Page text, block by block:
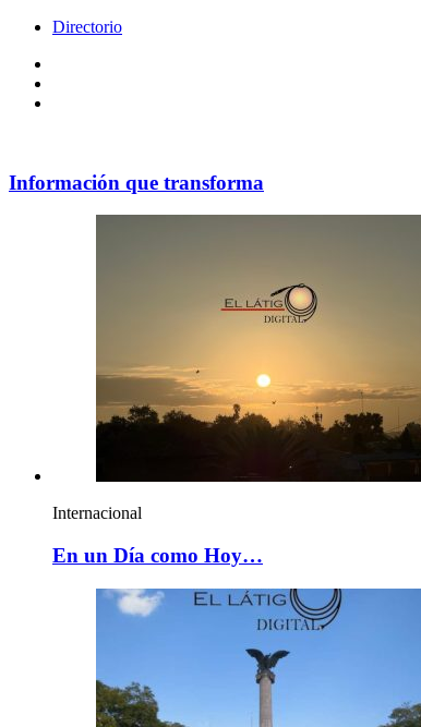
Directorio
Información que transforma
Internacional
En un Día como Hoy…